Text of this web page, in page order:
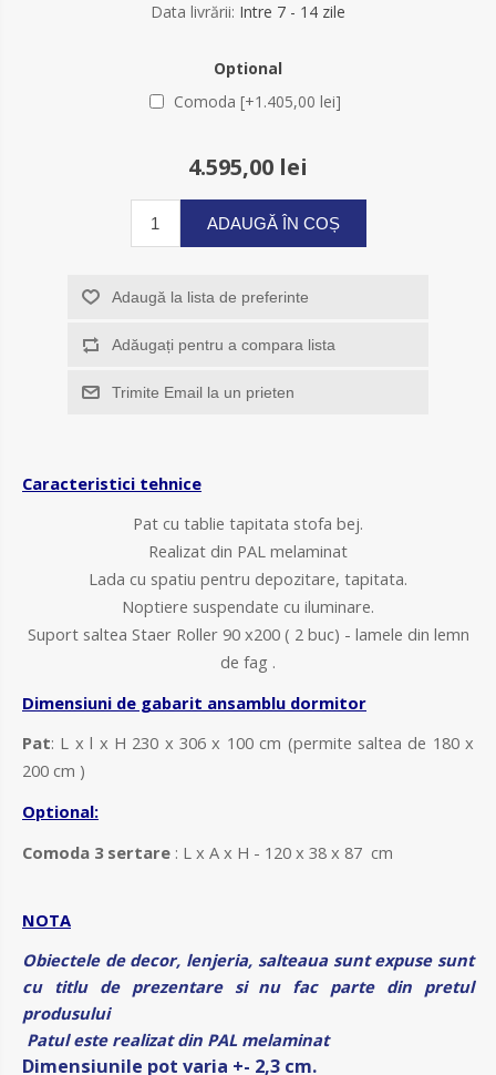
Data livrării: Intre 7 - 14 zile
Optional
Comoda [+1.405,00 lei]
4.595,00 lei
ADAUGĂ ÎN COȘ
Adaugă la lista de preferinte
Adăugați pentru a compara lista
Trimite Email la un prieten
Caracteristici tehnice
Pat cu tablie tapitata stofa bej.
Realizat din PAL melaminat
Lada cu spatiu pentru depozitare, tapitata.
Noptiere suspendate cu iluminare.
Suport saltea Staer Roller 90 x200 ( 2 buc) - lamele din lemn
de fag .
Dimensiuni de gabarit ansamblu dormitor
Pat: L x l x H 230 x 306 x 100 cm (permite saltea de 180 x
200 cm )
Optional:
Comoda 3 sertare : L x A x H - 120 x 38 x 87 cm
NOTA
Obiectele de decor, lenjeria, salteaua sunt expuse sunt
cu titlu de prezentare si nu fac parte din pretul
produsului
Patul este realizat din PAL melaminat
Dimensiunile pot varia +- 2,3 cm.